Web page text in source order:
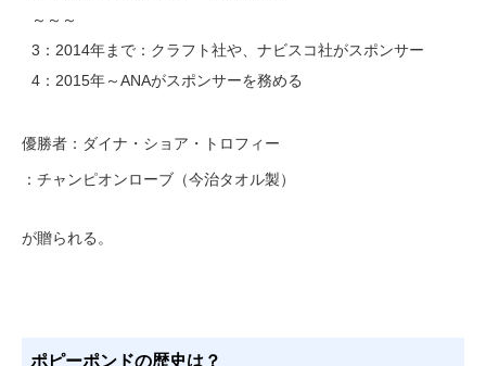
～～～
3：2014年まで：クラフト社や、ナビスコ社がスポンサー
4：2015年～ANAがスポンサーを務める
優勝者：ダイナ・ショア・トロフィー
：チャンピオンローブ（今治タオル製）
が贈られる。
ポピーポンドの歴史は？